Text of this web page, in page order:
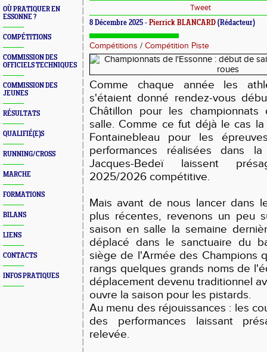
OÙ PRATIQUER EN
ESSONNE ?
COMPÉTITIONS
COMMISSION DES
OFFICIELS TECHNIQUES
COMMISSION DES
JEUNES
RÉSULTATS
QUALIFIÉ(E)S
RUNNING/CROSS
MARCHE
FORMATIONS
BILANS
LIENS
CONTACTS
INFOS PRATIQUES
Tweet
8 Décembre 2025 - Pierrick BLANCARD (Rédacteur)
Compétitions / Compétition Piste
Comme chaque année les
s'étaient donné rendez-vous
Châtillon pour les championnats
salle. Comme ce fut déjà le cas
Fontainebleau pour les
performances réalisées dans
Jacques-Bedeï laissent
2025/2026 compétitive.
Mais avant de nous lancer dans
plus récentes, revenons un peu
saison en salle la semaine
déplacé dans le sanctuaire du
siège de l'Armée des Champions
rangs quelques grands noms de
déplacement devenu traditionnel
ouvre la saison pour les pistards.
Au menu des réjouissances : les
des performances laissant
relevée.